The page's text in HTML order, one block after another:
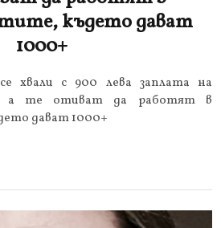
където дават
1000+
хвали с 900 лева заплата на
а те отиват да работят в
дават 1000+